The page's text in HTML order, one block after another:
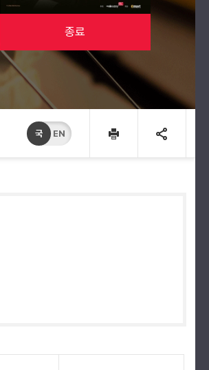
종료
국 EN